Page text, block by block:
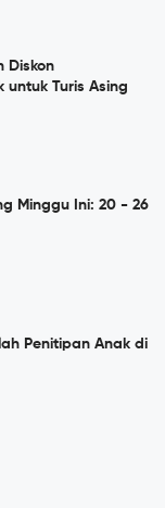
Diskon
untuk Turis Asing
Minggu Ini: 20 - 26
Penitipan Anak di